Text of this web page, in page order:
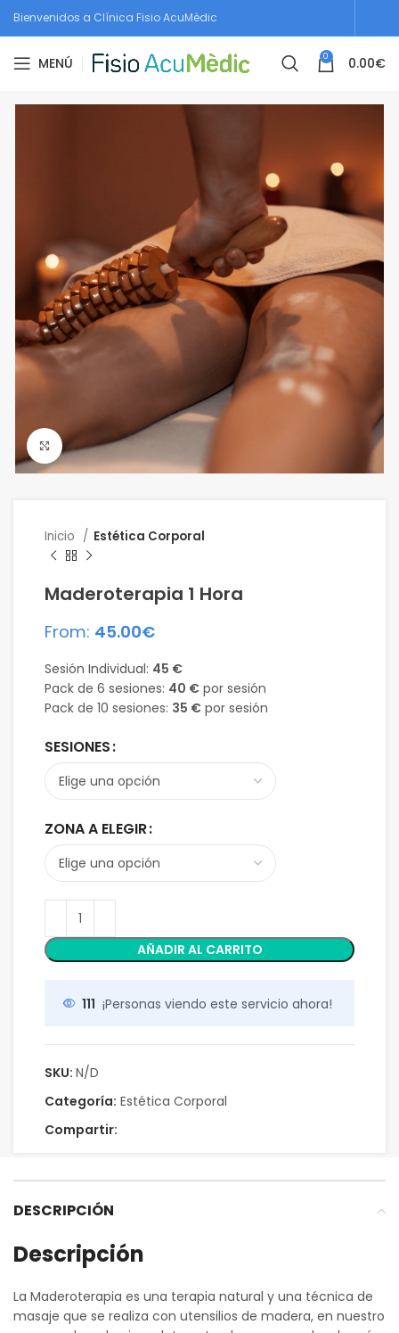
Bienvenidos a Clínica Fisio AcuMèdic
MENÚ 0 0.00€
Click para agrandar
Inicio Estética Corporal
Maderoterapia 1 Hora
From: 45.00€
Sesión Individual: 45 €
Pack de 6 sesiones: 40 € por sesión
Pack de 10 sesiones: 35 € por sesión
SESIONES
ZONA A ELEGIR
AÑADIR AL CARRITO
111 ¡Personas viendo este servicio ahora!
SKU: N/D
Categoría: Estética Corporal
Compartir:
DESCRIPCIÓN
Descripción
La Maderoterapia es una terapia natural y una técnica de
masaje que se realiza con utensilios de madera, en nuestro